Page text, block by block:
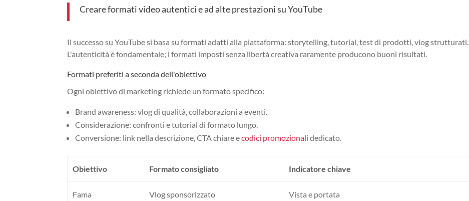
Creare formati video autentici e ad alte prestazioni su YouTube
Il successo su YouTube si basa su formati adatti alla piattaforma: storytelling, tutorial, test di prodotti, vlog strutturati.
L'autenticità è fondamentale; i formati imposti senza libertà creativa raramente producono buoni risultati.
Formati preferiti a seconda dell'obiettivo
Ogni obiettivo di marketing richiede un formato specifico:
Brand awareness: vlog di qualità, collaborazioni a eventi.
Considerazione: confronti e tutorial di formato lungo.
Conversione: link nella descrizione, CTA chiare ecodici promozionali dedicato.
Obiettivo Formato consigliato Indicatore chiave
Fama Vlog sponsorizzato Vista e portata